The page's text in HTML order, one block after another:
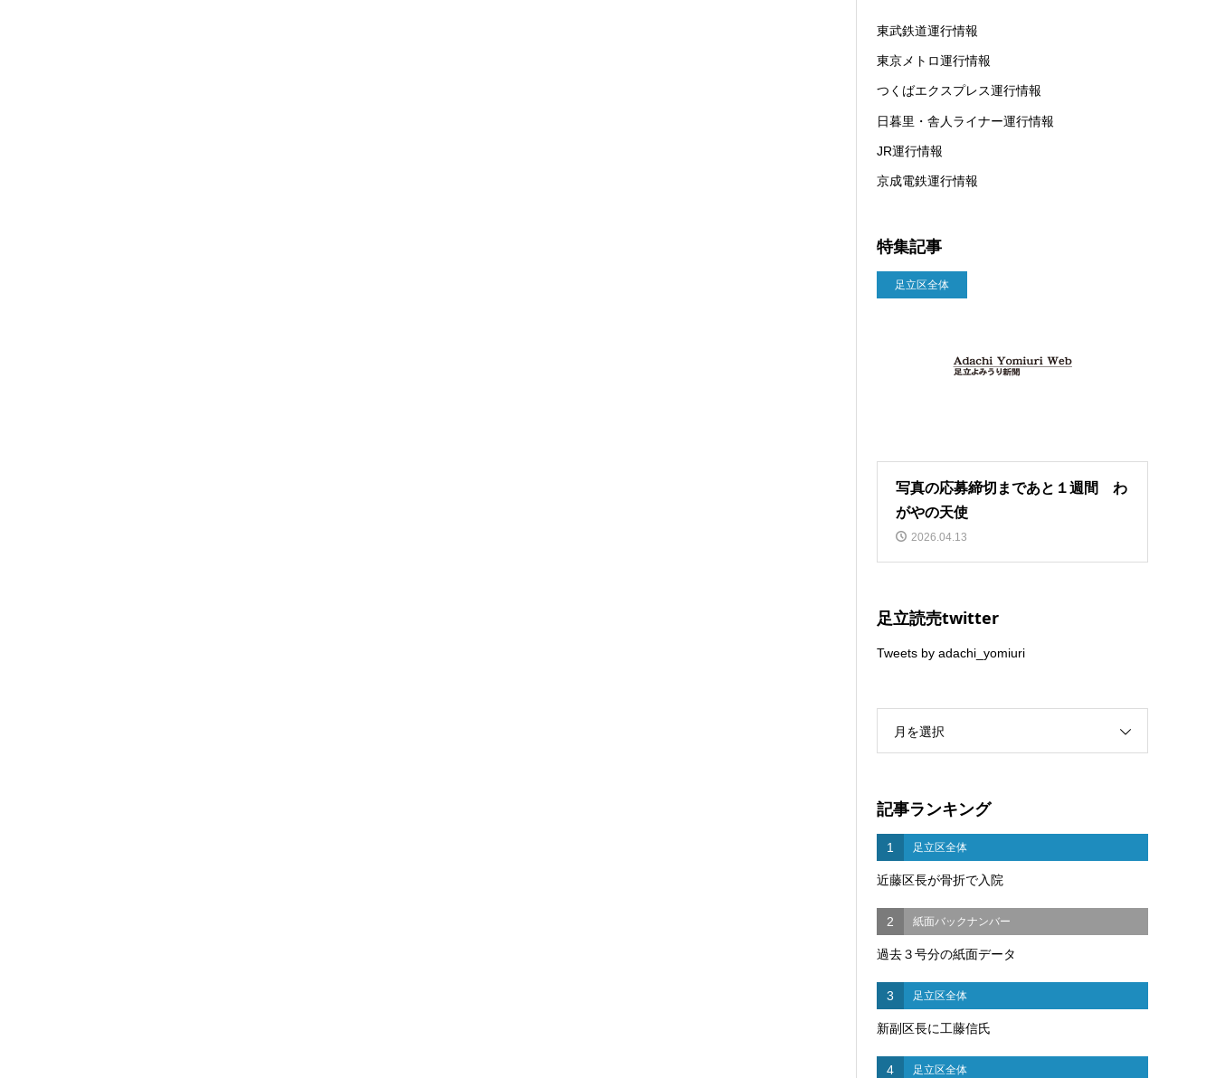
東武鉄道運行情報
東京メトロ運行情報
つくばエクスプレス運行情報
日暮里・舎人ライナー運行情報
JR運行情報
京成電鉄運行情報
特集記事
足立区全体
写真の応募締切まであと１週間 わ
がやの天使
2026.04.13
足立読売twitter
Tweets by adachi_yomiuri
月を選択
記事ランキング
1 足立区全体
近藤区長が骨折で入院
2 紙面バックナンバー
過去３号分の紙面データ
3 足立区全体
新副区長に工藤信氏
4 足立区全体